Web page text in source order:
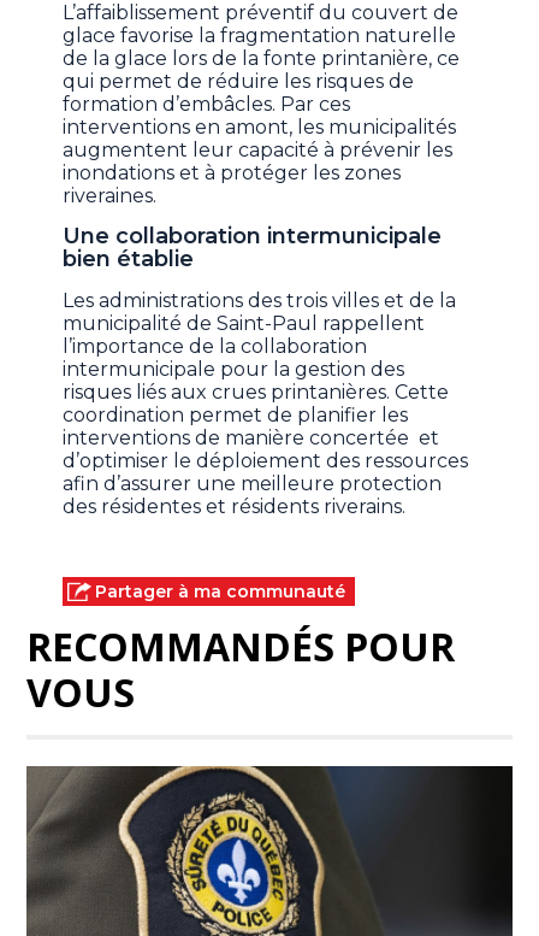
L’affaiblissement préventif du couvert de
glace favorise la fragmentation naturelle
de la glace lors de la fonte printanière, ce
qui permet de réduire les risques de
formation d’embâcles. Par ces
interventions en amont, les municipalités
augmentent leur capacité à prévenir les
inondations et à protéger les zones
riveraines.
Une collaboration intermunicipale
bien établie
Les administrations des trois villes et de la
municipalité de Saint-Paul rappellent
l’importance de la collaboration
intermunicipale pour la gestion des
risques liés aux crues printanières. Cette
coordination permet de planifier les
interventions de manière concertée et
d’optimiser le déploiement des ressources
afin d’assurer une meilleure protection
des résidentes et résidents riverains.
Partager à ma communauté
RECOMMANDÉS POUR
VOUS